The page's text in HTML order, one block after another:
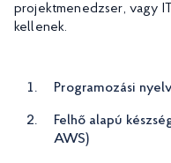
projektmenedzser, vagy
kellenek.
Programozási
Felhő alapú
AWS)